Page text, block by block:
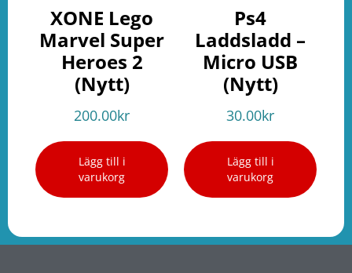
XONE Lego
Marvel Super
Heroes 2
(Nytt)
200.00kr
Lägg till i
varukorg
Ps4
Laddsladd –
Micro USB
(Nytt)
30.00kr
Lägg till i
varukorg